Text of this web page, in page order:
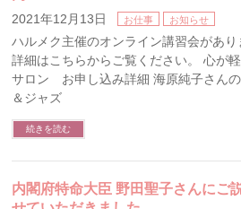
2021年12月13日 お仕事 お知らせ
ハルメク主催のオンライン講習会があり
詳細はこちらからご覧ください。 心が
サロン お申し込み詳細 海原純子さん
＆ジャズ
続きを読む
内閣府特命大臣 野田聖子さんにご